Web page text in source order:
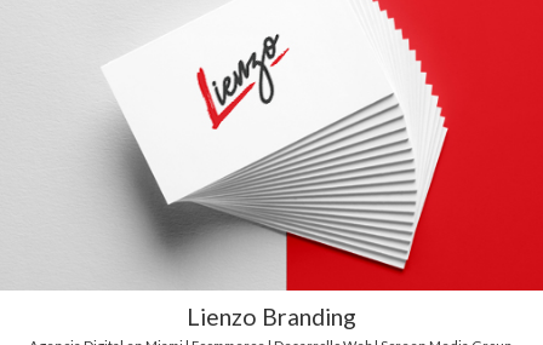
Lienzo Branding